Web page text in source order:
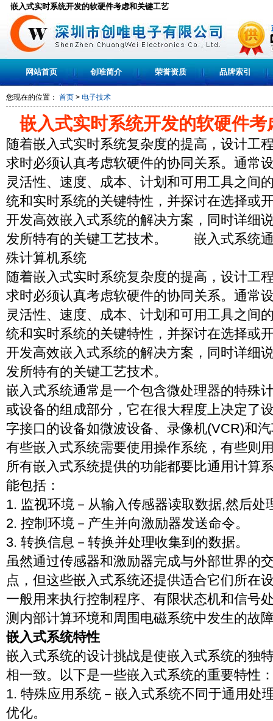
嵌入式实时系统开发的软硬件考虑和关键工艺
网站首页 创唯简介 荣誉资质 品牌索引
您现在的位置： 首页 > 电子技术
嵌入式实时系统开发的软硬件考
随着嵌入式实时系统复杂度的提高，设计工
求时必须认真考虑软硬件的协同关系。通常
灵活性、速度、成本、计划和可用工具之间
统和实时系统的关键特性，并探讨在选择或
开发高效嵌入式系统的解决方案，同时详细
发所特有的关键工艺技术。 嵌入式系统通
殊计算机系统
随着嵌入式实时系统复杂度的提高，设计工
求时必须认真考虑软硬件的协同关系。通常
灵活性、速度、成本、计划和可用工具之间
统和实时系统的关键特性，并探讨在选择或
开发高效嵌入式系统的解决方案，同时详细
发所特有的关键工艺技术。
嵌入式系统通常是一个包含微处理器的特殊
或设备的组成部分，它在很大程度上决定了
字接口的设备如微波设备、录像机(VCR)和
有些嵌入式系统需要使用操作系统，有些则
所有嵌入式系统提供的功能都要比通用计算
能包括：
1. 监视环境－从输入传感器读取数据,然后处
2. 控制环境－产生并向激励器发送命令。
3. 转换信息－转换并处理收集到的数据。
虽然通过传感器和激励器完成与外部世界的
点，但这些嵌入式系统还提供适合它们所在
一般用来执行控制程序、有限状态机和信号
测内部计算环境和周围电磁系统中发生的故
嵌入式系统特性
嵌入式系统的设计挑战是使嵌入式系统的独
相一致。以下是一些嵌入式系统的重要特性
1. 特殊应用系统－嵌入式系统不同于通用处
优化。